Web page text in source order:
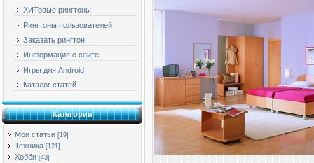
ХИТовые рингтоны
Рингтоны пользователей
Заказать рингтон
Информация о сайте
Игры для Android
Каталог статей
Категории
Мои статьи [19]
Техника [121]
Хобби [43]